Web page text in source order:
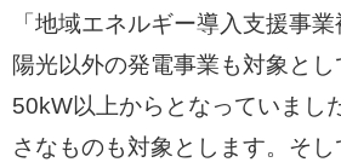
「地域エネルギー導入支援事
陽光以外の発電事業も対象と
50kW以上からとなっていまし
さなものも対象とします。そ